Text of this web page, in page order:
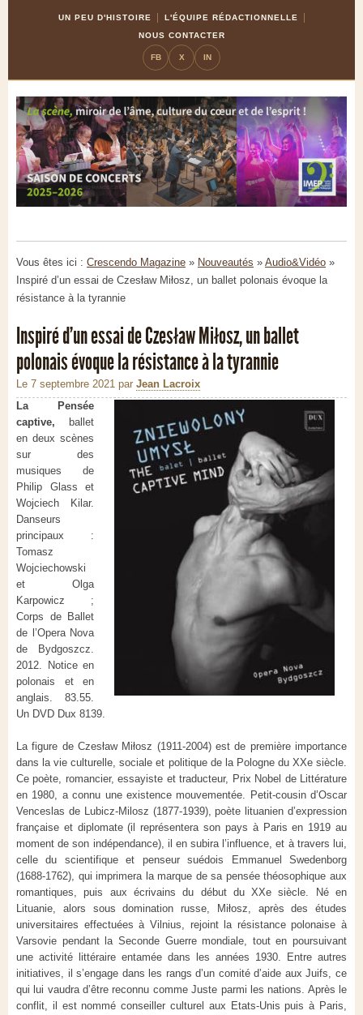
UN PEU D'HISTOIRE
L'ÉQUIPE RÉDACTIONNELLE
NOUS CONTACTER
FB X IN
Vous êtes ici : Crescendo Magazine » Nouveautés » Audio&Vidéo »
Inspiré d’un essai de Czesław Miłosz, un ballet polonais évoque la
résistance à la tyrannie
Inspiré d’un essai de Czesław Miłosz, un ballet
polonais évoque la résistance à la tyrannie
Le 7 septembre 2021 par Jean Lacroix
La Pensée
captive,
ballet
en deux scènes
sur des
musiques de
Philip Glass et
Wojciech Kilar.
Danseurs
principaux :
Tomasz
Wojciechowski
et Olga
Karpowicz ;
Corps de Ballet
de l’Opera Nova
de Bydgoszcz.
2012. Notice en
polonais et en
anglais. 83.55.
Un DVD Dux 8139.
La figure de Czesław Miłosz (1911-2004) est de première importance
dans la vie culturelle, sociale et politique de la Pologne du XXe siècle.
Ce poète, romancier, essayiste et traducteur, Prix Nobel de Littérature
en 1980, a connu une existence mouvementée. Petit-cousin d’Oscar
Venceslas de Lubicz-Milosz (1877-1939), poète lituanien d’expression
française et diplomate (il représentera son pays à Paris en 1919 au
moment de son indépendance), il en subira l’influence, et à travers lui,
celle du scientifique et penseur suédois Emmanuel Swedenborg
(1688-1762), qui imprimera la marque de sa pensée théosophique aux
romantiques, puis aux écrivains du début du XXe siècle. Né en
Lituanie, alors sous domination russe, Miłosz, après des études
universitaires effectuées à Vilnius, rejoint la résistance polonaise à
Varsovie pendant la Seconde Guerre mondiale, tout en poursuivant
une activité littéraire entamée dans les années 1930. Entre autres
initiatives, il s’engage dans les rangs d’un comité d’aide aux Juifs, ce
qui lui vaudra d’être reconnu comme Juste parmi les nations. Après le
conflit, il est nommé conseiller culturel aux Etats-Unis puis à Paris,